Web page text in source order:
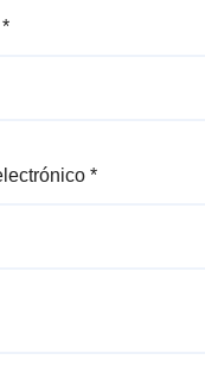
*
*